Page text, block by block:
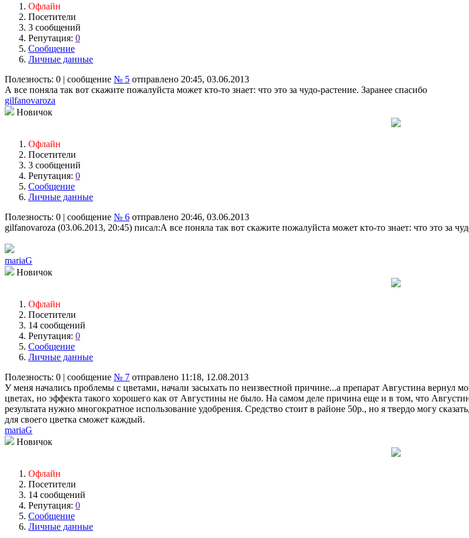
Офлайн
Посетители
3 сообщений
Репутация: 0
Сообщение
Личные данные
Полезность: 0 | сообщение № 5 отправлено 20:45, 03.06.2013
А все поняла так вот скажите пожалуйста может кто-то знает: что это за чудо-растение. Заранее спасибо
gilfanovaroza
Новичок
Офлайн
Посетители
3 сообщений
Репутация: 0
Сообщение
Личные данные
Полезность: 0 | сообщение № 6 отправлено 20:46, 03.06.2013
gilfanovaroza (03.06.2013, 20:45) писал:А все поняла так вот скажите пожалуйста может кто-то знает: что это за
mariaG
Новичок
Офлайн
Посетители
14 сообщений
Репутация: 0
Сообщение
Личные данные
Полезность: 0 | сообщение № 7 отправлено 11:18, 12.08.2013
У меня начались проблемы с цветами, начали засыхать по неизвестной причине...а препарат Августина вернул
цветах, но эффекта такого хорошего как от Августины не было. На самом деле причина еще и в том, что
результата нужно многократное использование удобрения. Средство стоит в районе 50р., но я твердо могу
для своего цветка сможет каждый.
mariaG
Новичок
Офлайн
Посетители
14 сообщений
Репутация: 0
Сообщение
Личные данные